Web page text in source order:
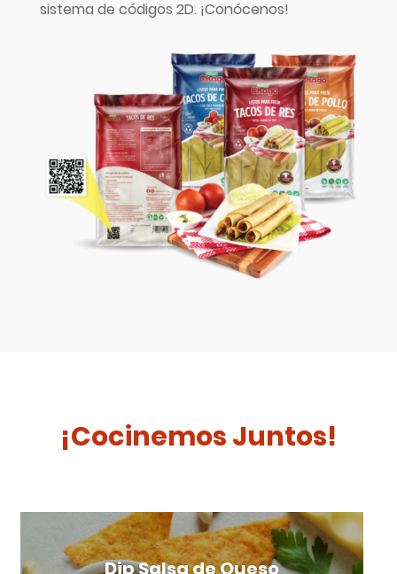
sistema de códigos 2D. ¡Conócenos!
¡Cocinemos Juntos!
Dip Salsa de Queso